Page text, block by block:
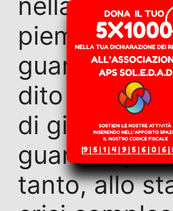
piemontese:
guardare solo
dito della
di giornata,
guardare,
tanto, allo